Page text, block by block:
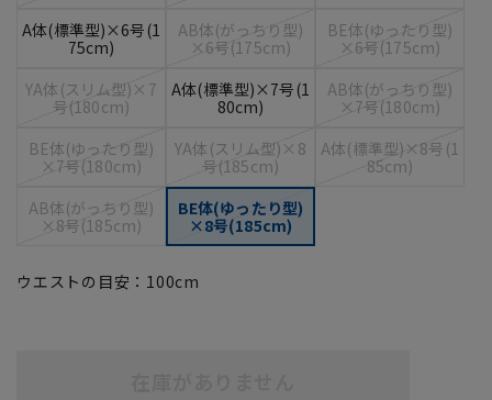
A体(標準型)×6号(1
75cm)
AB体(がっちり型)
×6号(175cm)
BE体(ゆったり型)
×6号(175cm)
YA体(スリム型)×7
号(180cm)
A体(標準型)×7号(1
80cm)
AB体(がっちり型)
×7号(180cm)
BE体(ゆったり型)
×7号(180cm)
YA体(スリム型)×8
号(185cm)
A体(標準型)×8号(1
85cm)
AB体(がっちり型)
×8号(185cm)
BE体(ゆったり型)
×8号(185cm)
ウエストの目安： 100cm